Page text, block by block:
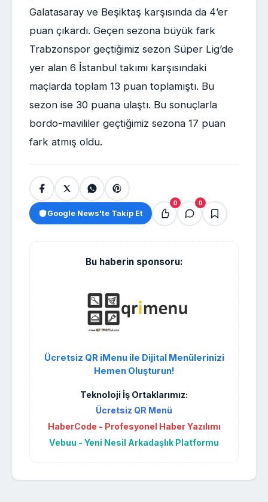
Galatasaray ve Beşiktaş karşısında da 4’er
puan çıkardı. Geçen sezona büyük fark
Trabzonspor geçtiğimiz sezon Süper Lig’de
yer alan 6 İstanbul takımı karşısındaki
maçlarda toplam 13 puan toplamıştı. Bu
sezon ise 30 puana ulaştı. Bu sonuçlarla
bordo-mavililer geçtiğimiz sezona 17 puan
fark atmış oldu.
Google News'te Takip Et
0 0
Bu haberin sponsoru:
Ücretsiz QR iMenu ile Dijital Menülerinizi
Hemen Oluşturun!
Teknoloji İş Ortaklarımız:
Ücretsiz QR Menü
HaberCode - Profesyonel Haber Yazılımı
Vebuu - Yeni Nesil Arkadaşlık Platformu